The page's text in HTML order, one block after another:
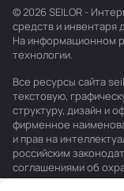
© 2026 SEILOR -
средств и инвентаря
На информационном
технологии.
Все ресурсы сайта
текстовую,
структуру, дизайн и
фирменное
и прав на
российским
соглашениями об